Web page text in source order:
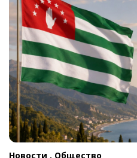
Новости , Общество